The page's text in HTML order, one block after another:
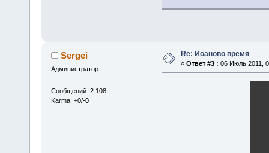
Sergei
Администратор
Сообщений: 2 108
Karma: +0/-0
Re: Иоаново время
« Ответ #3 : 06 Июль 2011,